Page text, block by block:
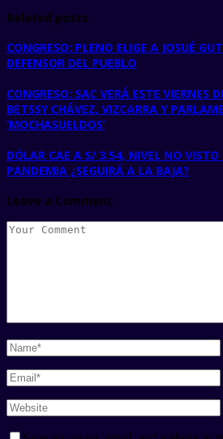
Related posts
CONGRESO: PLENO ELIGE A JOSUÉ
DEFENSOR DEL PUEBLO
CONGRESO: SAC VERÁ ESTE VIERNES
BETSSY CHÁVEZ, VIZCARRA Y
‘MOCHASUELDOS’
DÓLAR CAE A S/ 3.54, NIVEL NO VISTO
PANDEMIA ¿SEGUIRÁ A LA BAJA?
Leave a Comment